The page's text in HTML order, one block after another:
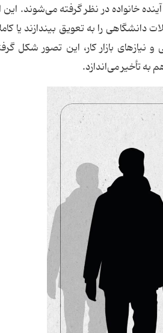
خانواده در نظر گرفته می‌شوند. این
را به تعویق بیندازند یا
نیازهای بازار کار، این تصور شکل
تأخیر می‌اندازد.